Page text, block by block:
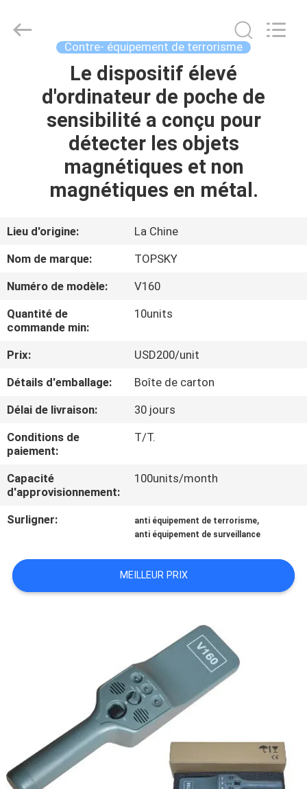
MAISON
PRODUITS
SUJET
NOUS
D'USINE
DE
QUALITÉ
CONTACTEZ-
NOUS
DEMANDEZ
UNE
PLAN
Topsky
Century Holding Co.,Ltd.
Contre- équipement de terrorisme
Le dispositif élevé
d'ordinateur de poche de
sensibilité a conçu pour
détecter les objets
magnétiques et non
magnétiques en métal.
Lieu d'origine:
La Chine
Nom de marque:
TOPSKY
Numéro de modèle:
V160
Quantité de
commande min:
10units
Prix:
USD200/unit
Détails d'emballage:
Boîte de carton
Délai de livraison:
30 jours
Conditions de
paiement:
T/T.
Capacité
d'approvisionnement:
100units/month
Surligner: anti équipement de terrorisme,
anti équipement de surveillance
MEILLEUR PRIX